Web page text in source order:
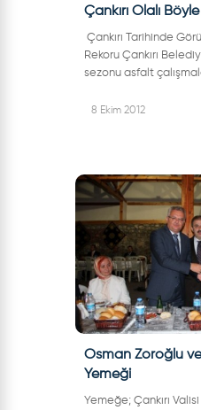
Çankırı Olalı
Çankırı Tarihinde
Rekoru Çankırı
sezonu asfalt
gidiyor. Çalışmalar
8 Ekim 2012
Osman Zoroğlu
Yemeği
Yemeğe; Çankırı